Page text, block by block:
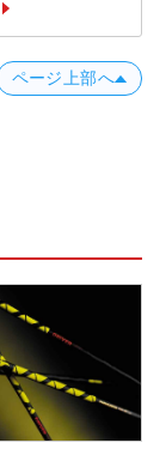
ページ上部へ